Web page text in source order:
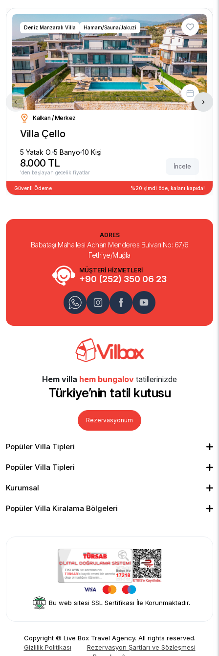
Deniz Manzaralı Villa Hamam/Sauna/Jakuzi
Kalkan / Merkez
Villa Çello
5 Yatak O. 5 Banyo 10 Kişi
8.000 TL
'den başlayan gecelik fiyatlar
İncele
Güvenli Ödeme %20 şimdi öde, kalanı kapıda!
‹ ›
MÜŞTERİ HİZMETLERİ
+90 (252) 350 06 23
ADRES
Babataşı Mahallesi Adnan Menderes Bulvarı No: 67/6
Fethiye/Muğla
Hem villa hem bungalov tatillerinizde
Türkiye’nin tatil kutusu
Rezervasyonum
Popüler Villa Tipleri
Kiralık Bungalov
Kapalı Havuzlu Villalar
Geniş Ailelere Uygun Villalar
Popüler Villa Tipleri
Denize Yakın Villalar
Merkeze Yakın Villalar
Kurumsal
Yorumlar
Hakkımızda
Popüler Villa Kiralama Bölgeleri
Bu web sitesi SSL Sertifikası İle Korunmaktadır.
Copyright © Live Box Travel Agency. All rights reserved.
Gizlilik Politikası
Rezervasyon Şartları ve Sözleşmesi